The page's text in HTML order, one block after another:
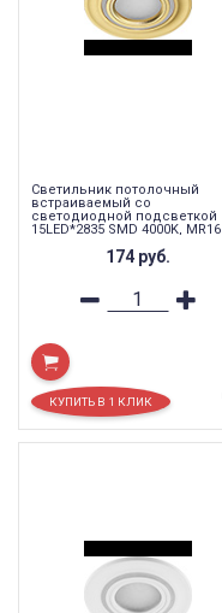
Светильник потолочный
встраиваемый со
светодиодной подсветкой
15LED*2835 SMD 4000K, MR16
174 руб.